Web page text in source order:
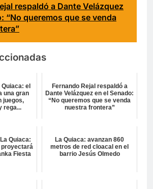
respaldó a Dante Velázquez
“No queremos que se venda
el
una gran
juegos,
rega...
Fernando Rejal respaldó a
Dante Velázquez en el Senado:
“No queremos que se venda
nuestra frontera”
Quiaca:
proyectará
Fiesta
La Quiaca: avanzan 860
metros de red cloacal en el
barrio Jesús Olmedo